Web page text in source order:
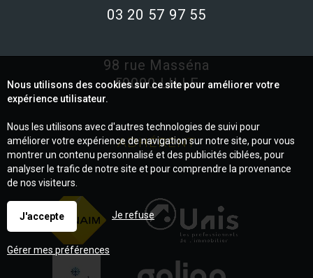
03 20 57 97 55
98 rue Masséna
59000 LILLE
ADHÉRENT
Nous utilisons des cookies sur ce site pour améliorer votre
expérience utilisateur.
Nous les utilisons avec d'autres technologies de suivi pour
améliorer votre expérience de navigation sur notre site, pour vous
montrer un contenu personnalisé et des publicités ciblées, pour
analyser le trafic de notre site et pour comprendre la provenance
de nos visiteurs.
J'accepte Je refuse
Gérer mes préférences